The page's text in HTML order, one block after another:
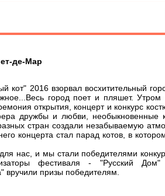
де-Мар
кот" 2016 взорвал восхитительный
город поет и пляшет. Утром
открытия, концерт и конкурс
дружбы и любви, необыкновенные
стран создали незабываемую
концерта стал парад котов, в
нас, и мы стали победителями
фестиваля - "Русский
вручили призы победителям.